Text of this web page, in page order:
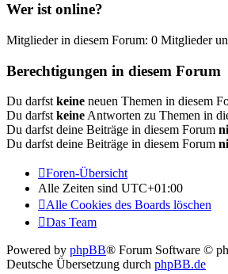
Wer ist online?
Mitglieder in diesem Forum: 0 Mitglieder
Berechtigungen in diesem Forum
Du darfst keine neuen Themen in diesem
Du darfst keine Antworten zu Themen in
Du darfst deine Beiträge in diesem Forum
Du darfst deine Beiträge in diesem Forum
Foren-Übersicht
Alle Zeiten sind UTC+01:00
Alle Cookies des Boards löschen
Das Team
Powered by phpBB® Forum Software ©
Deutsche Übersetzung durch phpBB.de